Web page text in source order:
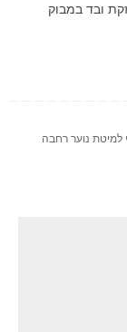
ובד במבוק
למיטת נוער רחבה